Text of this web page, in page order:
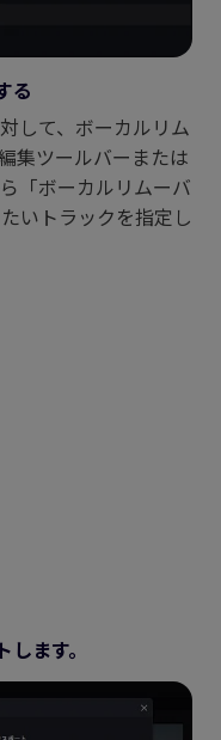
る
して、ボーカルリム
集ツールバーまたは
「ボーカルリムーバ
いトラックを指定し
ます。